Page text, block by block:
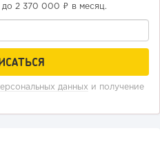
мероприятия месяца
2 370 000 ₽ в месяц.
данных и получение